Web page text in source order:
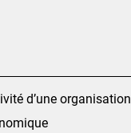
d’une organisation